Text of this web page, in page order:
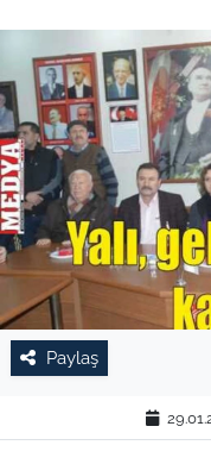
Paylaş
SAĞLIK
EĞİTİM
TARIM VE
KÜLTÜR SANAT
RESMİ İLAN
SPOR
YAŞAM